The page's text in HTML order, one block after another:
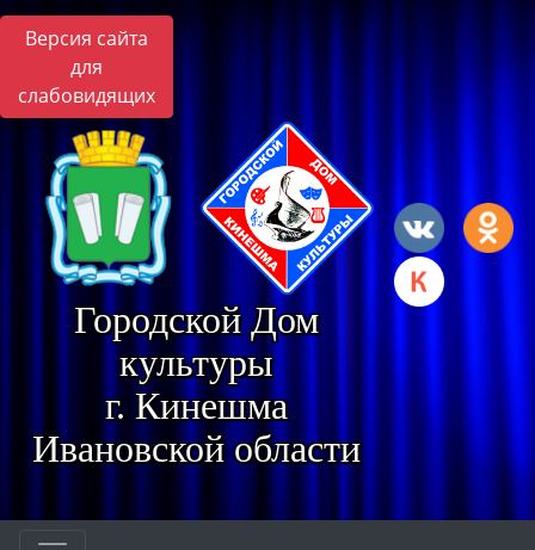
Версия сайта
для
слабовидящих
Городской Дом
культуры
г. Кинешма
Ивановской области